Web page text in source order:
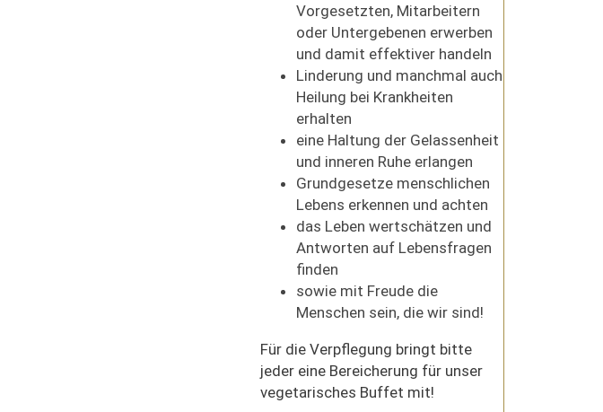
Vorgesetzten, Mitarbeitern
oder Untergebenen erwerben
und damit effektiver handeln
Linderung und manchmal auch
Heilung bei Krankheiten
erhalten
eine Haltung der Gelassenheit
und inneren Ruhe erlangen
Grundgesetze menschlichen
Lebens erkennen und achten
das Leben wertschätzen und
Antworten auf Lebensfragen
finden
sowie mit Freude die
Menschen sein, die wir sind!
Für die Verpflegung bringt bitte
jeder eine Bereicherung für unser
vegetarisches Buffet mit!